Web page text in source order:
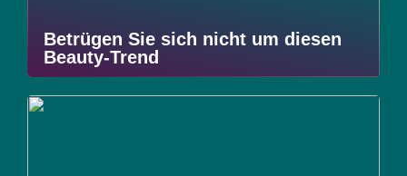
Betrügen Sie sich nicht um diesen
Beauty-Trend